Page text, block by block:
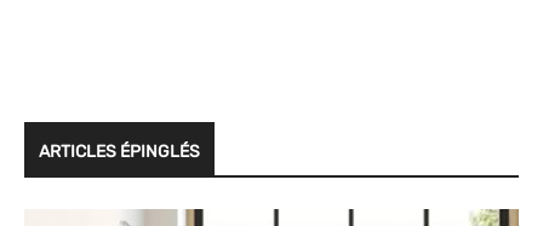
ARTICLES ÉPINGLÉS